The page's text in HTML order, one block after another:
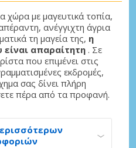
χώρα με μαγευτικά τοπία,
ανέγγιχτη άγρια
τη μαγεία της, η
είναι απαραίτητη . Σε
που επιμένει στις
εκδρομές,
σας δίνει πλήρη
πέρα ​​από τα προφανή.